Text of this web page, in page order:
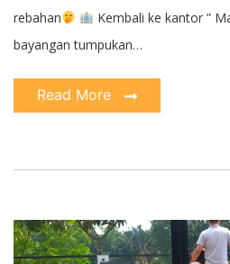
rebahan
Kembali ke kantor ”
bayangan tumpukan…
Read More